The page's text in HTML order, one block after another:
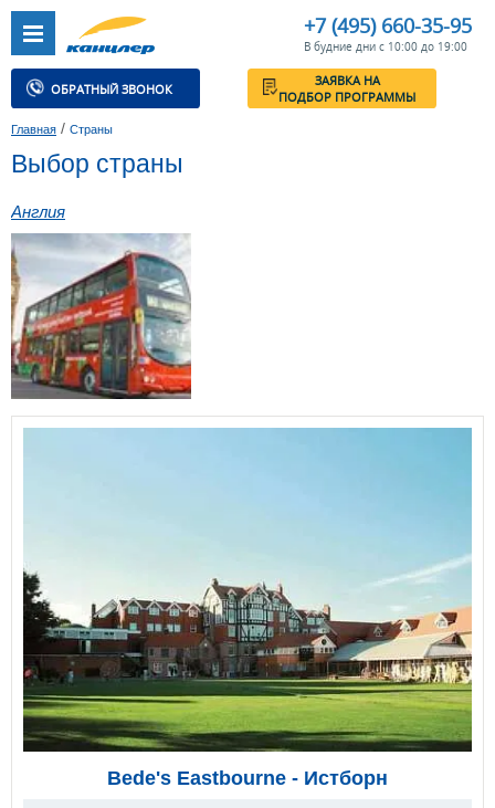
+7 (495) 660-35-95
В будние дни с 10:00 до 19:00
ОБРАТНЫЙ ЗВОНОК
ЗАЯВКА НА
ПОДБОР ПРОГРАММЫ
Главная / Страны
Выбор страны
Англия
Bede's Eastbourne - Истборн